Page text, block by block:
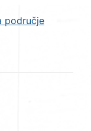
područje